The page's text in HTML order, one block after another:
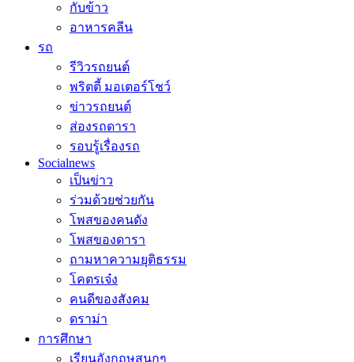
กับข้าว
อาหารคลีน
รถ
รีวิวรถยนต์
พริตตี้ มอเตอร์โชว์
ข่าวรถยนต์
ส่องรถดารา
รอบรู้เรื่องรถ
Socialnews
เป็นข่าว
ร่วมด้วยช่วยกัน
โพสของคนดัง
โพสของดารา
ถามหาความยุติธรรม
โคตรเจ๋ง
คนดีของสังคม
ดราม่า
การศึกษา
เรียนอังกฤษสนุกๆ